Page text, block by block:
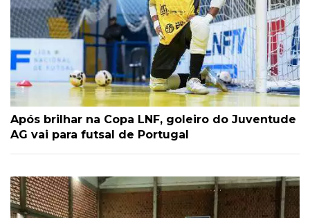
Após brilhar na Copa LNF, goleiro do Juventude
AG vai para futsal de Portugal